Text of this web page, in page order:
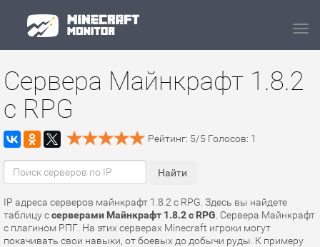
Сервера Майнкрафт 1.8.2
с RPG
Рейтинг: 5/5 Голосов: 1
IP адреса серверов майнкрафт 1.8.2 с RPG. Здесь вы найдете
таблицу ссерверами Майнкрафт 1.8.2 с RPG . Сервера Майнкрафт
с плагином РПГ. На этих серверах Minecraft игроки могут
покачивать свои навыки, от боевых до добычи руды. К примеру